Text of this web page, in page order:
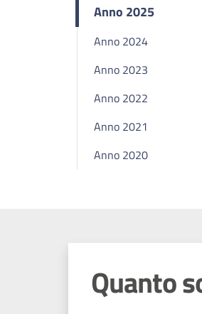
Anno 2025
Anno 2024
Anno 2023
Anno 2022
Anno 2021
Anno 2020
Quanto